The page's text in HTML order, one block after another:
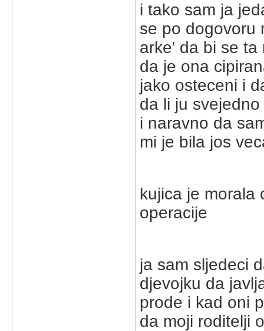
i tako sam ja
se po dogovoru
arke' da bi se ta
da je ona
jako osteceni i
da li ju
i naravno da
mi je bila jos
kujica je morala
operacije
ja sam sljedeci
djevojku da
prode i kad oni
da moji roditelji